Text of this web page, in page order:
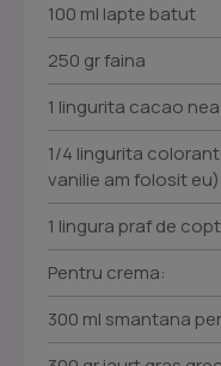
100 ml lapte batut
250 gr faina
1 lingurita cacao
1/4 lingurita
vanilie am folosit eu)
1 lingura praf de copt
Pentru crema:
300 ml smantana